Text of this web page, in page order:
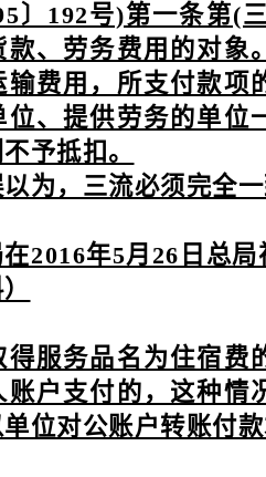
〕192号)第一条第(
款、劳务费用的对象
输费用，所支付款项
位、提供劳务的单位
予抵扣。
为，三流必须完全
2016年5月26日总
得服务品名为住宿费
账户支付的，这种情
位对公账户转账付